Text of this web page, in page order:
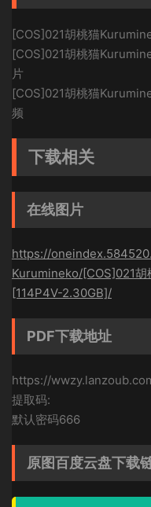
[COS]021胡桃猫
[COS]021胡桃猫
片
[COS]021胡桃猫
频
下载相关
在线图片
https://
Kurumineko/[COS]021
[114P4V-2.30GB]/
PDF下载地址
https://
提取码:
默认密码666
原图百度云盘下载